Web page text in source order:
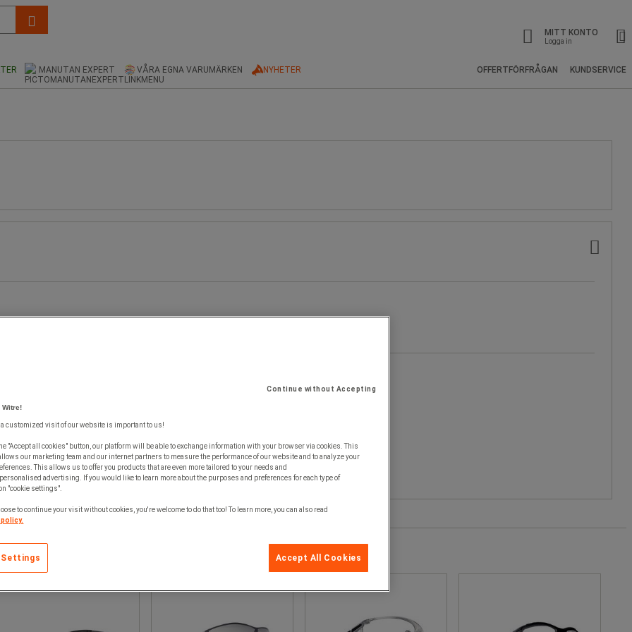
MITT KONTO
Logga in
MANUTAN EXPERT VÅRA EGNA VARUMÄRKEN NYHETER OFFERTFÖRFRÅGAN KUNDSERVICE
Continue without Accepting
Witre!
customized visit of our website is important to us!
"Accept all cookies" button, our platform will be able to exchange information with your browser via cookies. This
our marketing team and our internet partners to measure the performance of our website and to analyze your
This allows us to offer you products that are even more tailored to your needs and
advertising. If you would like to learn more about the purposes and preferences for each type of
"cookie settings".
to continue your visit without cookies, you're welcome to do that too! To learn more, you can also read
Accept All Cookies